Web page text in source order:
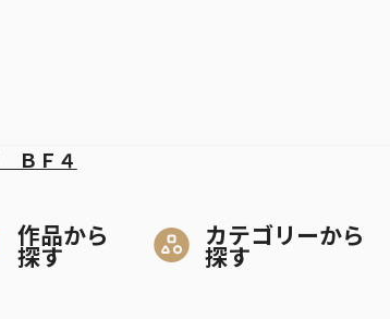
作品から
探す
カテゴリーから
探す
ＢＦ４